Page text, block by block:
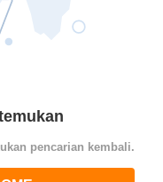
pencarian kembali.